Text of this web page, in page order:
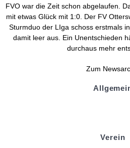
FVO war die Zeit schon abgelaufen.
mit etwas Glück mit 1:0. Der FV
Sturmduo der LIga schoss erstmals
damit leer aus. Ein Unentschieden
durchaus mehr
Zum
Verein